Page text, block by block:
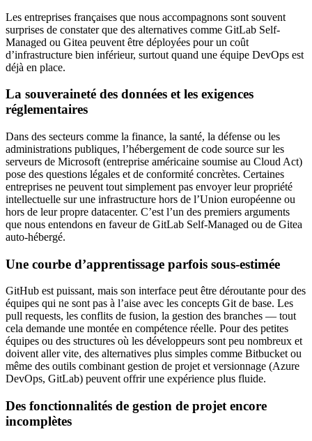
Les entreprises françaises que nous accompagnons sont souvent
surprises de constater que des alternatives comme GitLab Self-
Managed ou Gitea peuvent être déployées pour un coût
d’infrastructure bien inférieur, surtout quand une équipe DevOps est
déjà en place.
La souveraineté des données et les exigences
réglementaires
Dans des secteurs comme la finance, la santé, la défense ou les
administrations publiques, l’hébergement de code source sur les
serveurs de Microsoft (entreprise américaine soumise au Cloud Act)
pose des questions légales et de conformité concrètes. Certaines
entreprises ne peuvent tout simplement pas envoyer leur propriété
intellectuelle sur une infrastructure hors de l’Union européenne ou
hors de leur propre datacenter. C’est l’un des premiers arguments
que nous entendons en faveur de GitLab Self-Managed ou de Gitea
auto-hébergé.
Une courbe d’apprentissage parfois sous-estimée
GitHub est puissant, mais son interface peut être déroutante pour des
équipes qui ne sont pas à l’aise avec les concepts Git de base. Les
pull requests, les conflits de fusion, la gestion des branches — tout
cela demande une montée en compétence réelle. Pour des petites
équipes ou des structures où les développeurs sont peu nombreux et
doivent aller vite, des alternatives plus simples comme Bitbucket ou
même des outils combinant gestion de projet et versionnage (Azure
DevOps, GitLab) peuvent offrir une expérience plus fluide.
Des fonctionnalités de gestion de projet encore
incomplètes